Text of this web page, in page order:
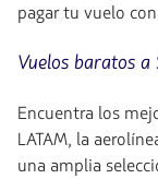
pagar tu vuelo
Vuelos baratos
Encuentra los
LATAM, la
una amplia